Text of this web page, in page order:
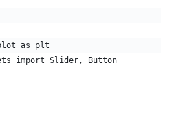
as plt
import Slider, Button